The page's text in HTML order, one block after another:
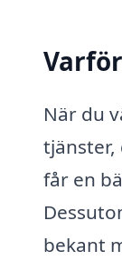
När du
tjänster,
får en
bekant